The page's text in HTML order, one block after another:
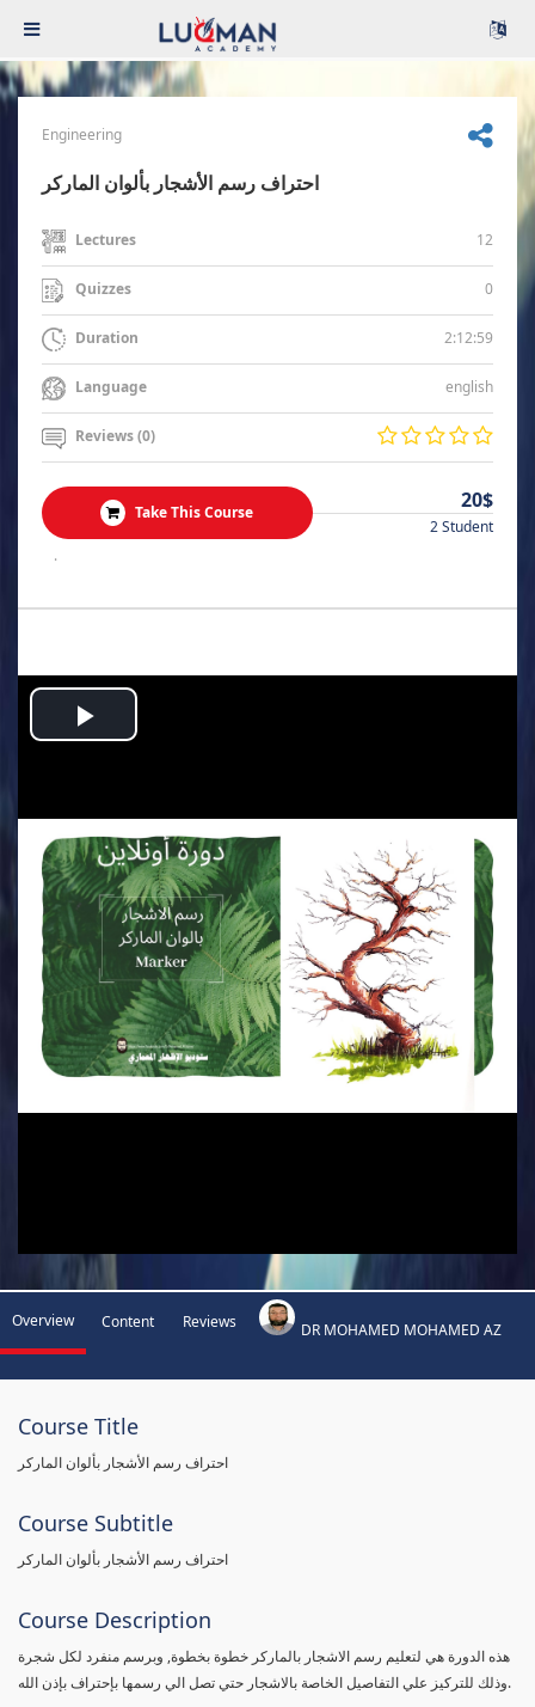
Engineering
احتراف رسم الأشجار بألوان الماركر
Lectures 12
Quizzes 0
Duration 2:12:59
Language english
Reviews (0)
Take This Course 20$
2 Student
.
Play
Overview Content Reviews DR MOHAMED MOHAMED AZ
Course Title
احتراف رسم الأشجار بألوان الماركر
Course Subtitle
احتراف رسم الأشجار بألوان الماركر
Course Description
هذه الدورة هي لتعليم رسم الاشجار بالماركر خطوة بخطوة, وبرسم منفرد لكل شجرة
وذلك للتركيز علي التفاصيل الخاصة بالاشجار حتي تصل الي رسمها بإحتراف بإذن الله.